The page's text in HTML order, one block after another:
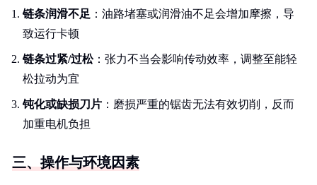
链条润滑不足 ：油路堵塞或润滑油不足会增加摩擦，导
致运行卡顿
链条过紧/过松：张力不当会影响传动效率，调整至能轻
松拉动为宜
钝化或缺损刀片 ：磨损严重的锯齿无法有效切削，反而
加重电机负担
三、操作与环境因素